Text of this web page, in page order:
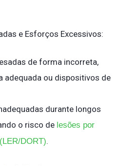
e Esforços Excessivos:
de forma incorreta,
adequada ou dispositivos de
durante longos
o risco de lesões por
DORT).